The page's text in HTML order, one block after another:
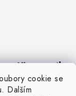
cookie se
Dalším
váš e-mail